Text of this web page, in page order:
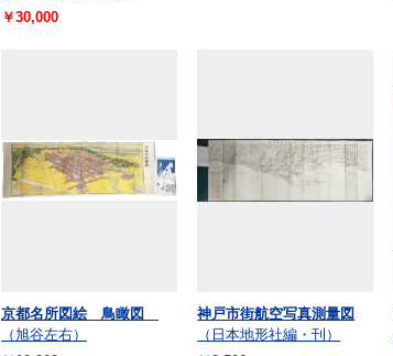
￥30,000
京都名所図絵 鳥瞰図
（旭谷左右）
神戸市街航空写真測量図
（日本地形社編・刊）